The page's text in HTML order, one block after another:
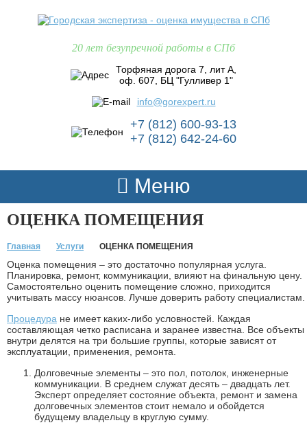
20 лет безупречной работы в СПб
Торфяная дорога 7, лит А,
оф. 607, БЦ "Гулливер 1"
info@gorexpert.ru
+7 (812) 600-93-13
+7 (812) 642-24-60
Меню
ОЦЕНКА ПОМЕЩЕНИЯ
Главная Услуги ОЦЕНКА ПОМЕЩЕНИЯ
Оценка помещения – это достаточно популярная услуга.
Планировка, ремонт, коммуникации, влияют на финальную цену.
Самостоятельно оценить помещение сложно, приходится
учитывать массу нюансов. Лучше доверить работу специалистам.
Процедура не имеет каких-либо условностей. Каждая
составляющая четко расписана и заранее известна. Все объекты
внутри делятся на три большие группы, которые зависят от
эксплуатации, применения, ремонта.
Долговечные элементы – это пол, потолок, инженерные
коммуникации. В среднем служат десять – двадцать лет.
Эксперт определяет состояние объекта, ремонт и замена
долговечных элементов стоит немало и обойдется
будущему владельцу в круглую сумму.